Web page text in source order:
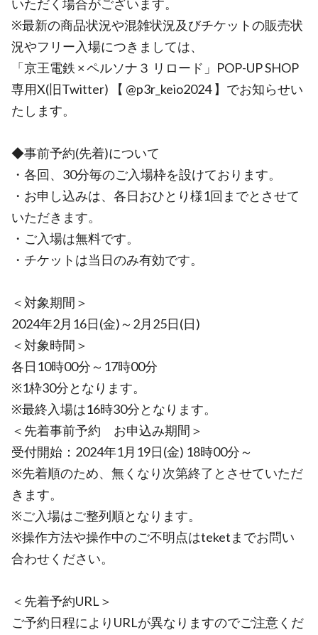
いただく場合がございます。
※最新の商品状況や混雑状況及びチケットの販売状
況やフリー入場につきましては、
「京王電鉄 × ペルソナ３ リロード」POP-UP SHOP
専用X(旧Twitter) 【 @p3r_keio2024 】でお知らせい
たします。
◆事前予約(先着)について
・各回、30分毎のご入場枠を設けております。
・お申し込みは、各日おひとり様1回までとさせて
いただきます。
・ご入場は無料です。
・チケットは当日のみ有効です。
＜対象期間＞
2024年2月16日(金)～2月25日(日)
＜対象時間＞
各日10時00分～17時00分
※1枠30分となります。
※最終入場は16時30分となります。
＜先着事前予約 お申込み期間＞
受付開始：2024年1月19日(金) 18時00分～
※先着順のため、無くなり次第終了とさせていただ
きます。
※ご入場はご整列順となります。
※操作方法や操作中のご不明点はteketまでお問い
合わせください。
＜先着予約URL＞
ご予約日程によりURLが異なりますのでご注意くだ